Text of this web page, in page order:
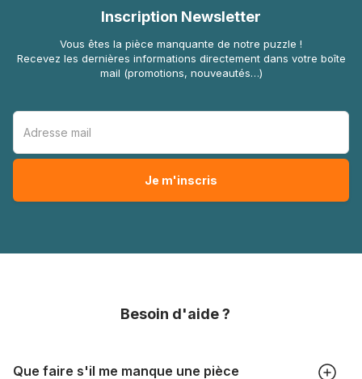
Inscription Newsletter
Vous êtes la pièce manquante de notre puzzle !
Recevez les dernières informations directement dans votre boîte
mail (promotions, nouveautés…)
Besoin d'aide ?
Que faire s'il me manque une pièce